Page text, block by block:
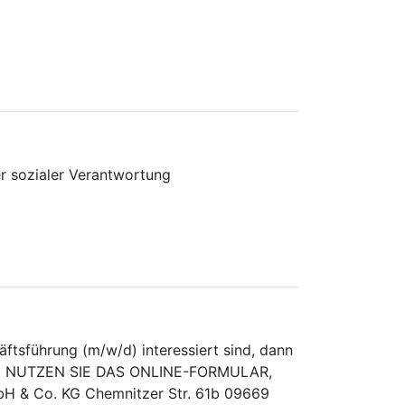
sozialer Verantwortung
(m/w/d) interessiert sind, dann
SIE DAS ONLINE-FORMULAR,
& Co. KG Chemnitzer Str. 61b 09669